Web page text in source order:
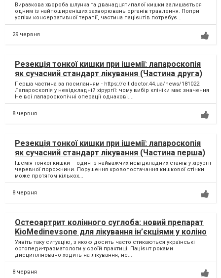
Виразкова хвороба шлунка та дванадцятипалої кишки залишається
одним із найпоширеніших захворювань органів травлення. Попри
успіхи консервативної терапії, частина пацієнтів потребує...
29 червня
Резекція тонкої кишки при ішемії: лапароскопія
як сучасний стандарт лікування (Частина друга)
Перша частина за посиланням - https://citidoctor.44.ua/news/181022
Лапароскопія у невідкладній хірургії: чому вибір клініки має значення
Не всі лапароскопічні операції однакові....
8 червня
Резекція тонкої кишки при ішемії: лапароскопія
як сучасний стандарт лікування (Частина перша)
Ішемія тонкої кишки – один із найважчих невідкладних станів у хірургії
черевної порожнини. Порушення кровопостачання кишкової стінки
може протягом кількох...
8 червня
Остеоартрит колінного суглоба: новий препарат
KioMedinevsone для лікування ін’єкціями у коліно
Уявіть таку ситуацію, з якою досить часто стикаються українські
ортопеди-травматологи у своїй практиці. Пацієнт роками
дисципліновано ходить на лікування, не...
8 червня